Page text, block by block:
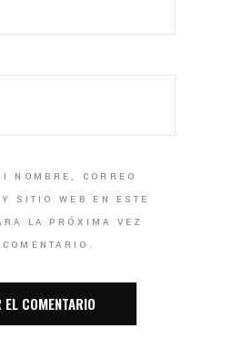
NOMBRE, CORREO
SITIO WEB EN ESTE
LA PRÓXIMA VEZ